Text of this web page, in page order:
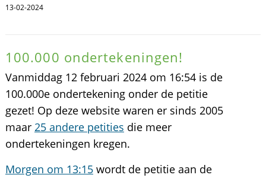
13-02-2024
100.000 ondertekeningen!
Vanmiddag 12 februari 2024 om 16:54 is de
100.000e ondertekening onder de petitie
gezet! Op deze website waren er sinds 2005
maar 25 andere petities die meer
ondertekeningen kregen.
Morgen om 13:15wordt de petitie aan de